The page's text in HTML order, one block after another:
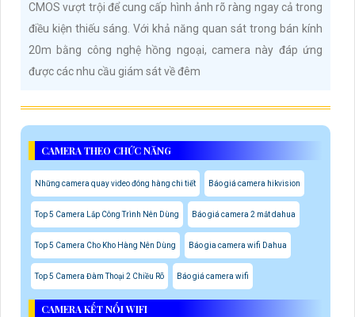
CMOS vượt trội để cung cấp hình ảnh rõ ràng ngay cả trong
điều kiện thiếu sáng. Với khả năng quan sát trong bán kính
20m bằng công nghệ hồng ngoại, camera này đáp ứng
được các nhu cầu giám sát về đêm
CAMERA THEO CHỨC NĂNG
Những camera quay video đóng hàng chi tiết Báo giá camera hikvision
Top 5 Camera Lắp Công Trình Nên Dùng Báo giá camera 2 mắt dahua
Top 5 Camera Cho Kho Hàng Nên Dùng Báo gia camera wifi Dahua
Top 5 Camera Đàm Thoại 2 Chiều Rõ Báo giá camera wifi
CAMERA KẾT NỐI WIFI